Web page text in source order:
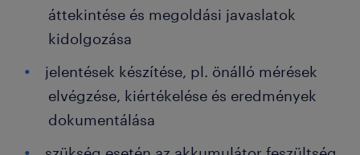
áttekintése és megoldási javaslatok
kidolgozása
jelentések készítése, pl. önálló mérések
elvégzése, kiértékelése és eredmények
dokumentálása